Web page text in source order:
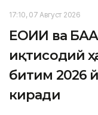
17:10, 07 Август 2026
ЕОИИ ва БАА
иқтисодий
битим 2026
киради